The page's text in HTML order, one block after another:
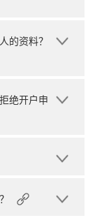
的资料？
绝开户申